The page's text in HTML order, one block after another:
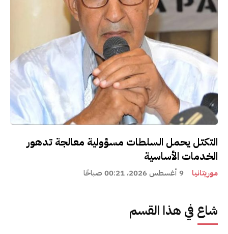
التكتل يحمل السلطات مسؤولية معالجة تدهور
الخدمات الأساسية
موريتانيا 9 أغسطس 2026، 00:21 صباحًا
شاع في هذا القسم